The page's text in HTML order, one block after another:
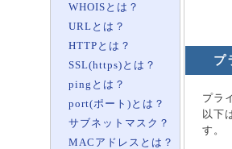
WHOISとは？
URLとは？
HTTPとは？
SSL(https)とは？
pingとは？
port(ポート)とは？
サブネットマスク？
MACアドレスとは？
プ
プラ
以下
す。